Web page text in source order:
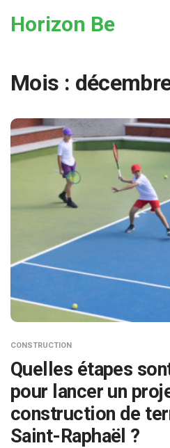
Horizon Be
Mois :
CONSTRUCTION
Quelles étapes
pour lancer un
construction de
Saint-Raphaël ?